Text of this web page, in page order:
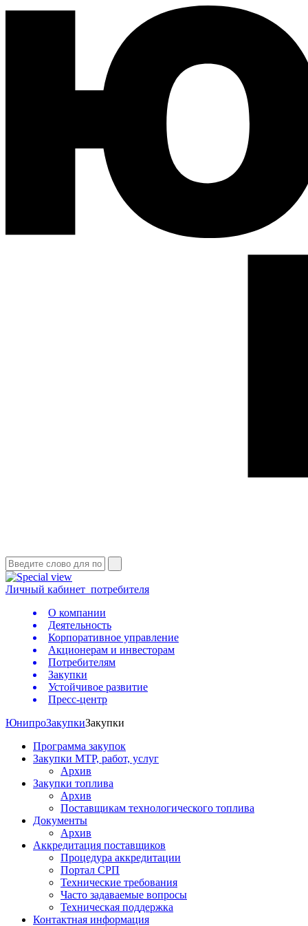
Личный кабинет потребителя
О компании
Деятельность
Корпоративное управление
Акционерам и инвесторам
Потребителям
Закупки
Устойчивое развитие
Пресс-центр
ЮнипроЗакупкиЗакупки
Программа закупок
Закупки МТР, работ, услуг
Архив
Закупки топлива
Архив
Поставщикам технологического топлива
Документы
Архив
Аккредитация поставщиков
Процедура аккредитации
Портал СРП
Технические требования
Часто задаваемые вопросы
Техническая поддержка
Контактная информация